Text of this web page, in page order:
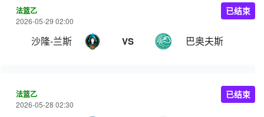
法篮乙
2026-05-29 02:00
沙隆-兰斯 VS 巴奥夫斯
已结束
法篮乙
2026-05-28 02:30
已结束